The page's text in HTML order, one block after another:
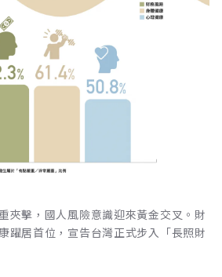
夾擊，國人風險意識迎來黃金交叉。財
躍居首位，宣告台灣正式步入「長照財